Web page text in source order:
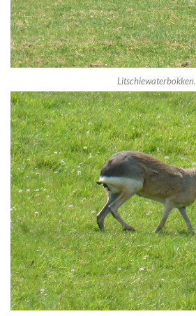
Litschiewaterbokken.